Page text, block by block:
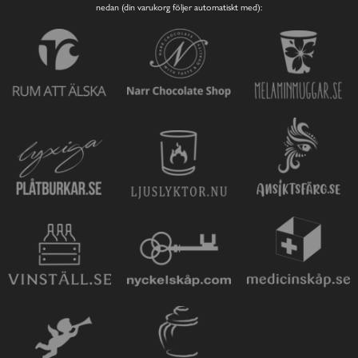
nedan (din varukorg följer automatiskt med):